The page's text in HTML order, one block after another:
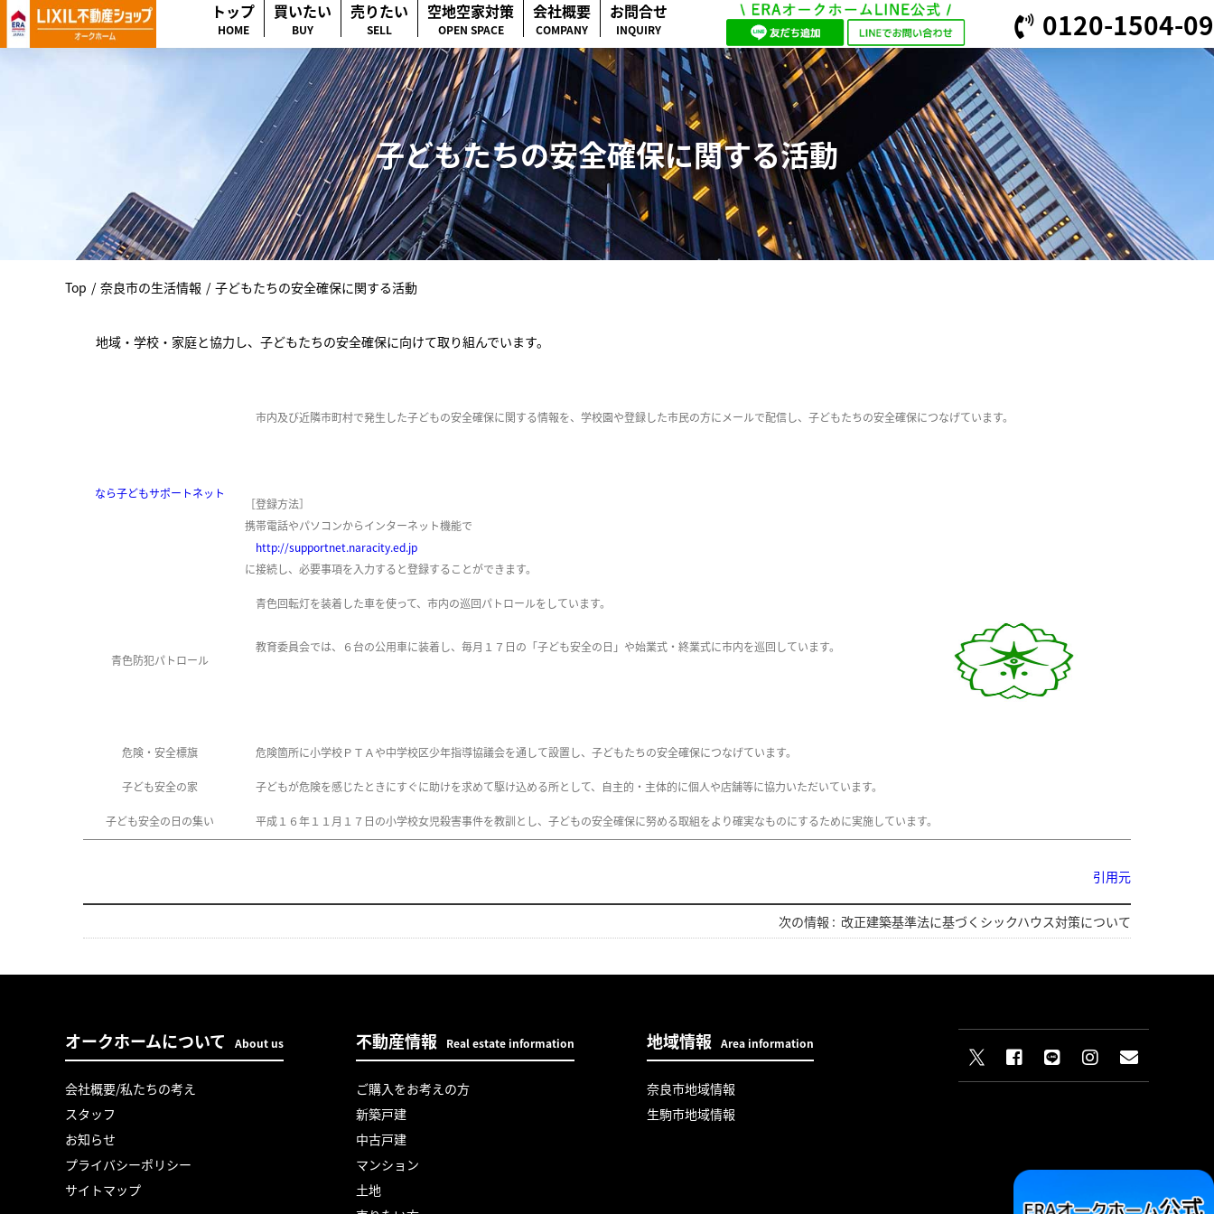
トップ
HOME
買いたい
BUY
売りたい
SELL
空地空家対策
OPEN SPACE
会社概要
COMPANY
お問合せ
INQUIRY 0120-1504-09
子どもたちの安全確保に関する活動
Top / 奈良市の生活情報 / 子どもたちの安全確保に関する活動
地域・学校・家庭と協力し、子どもたちの安全確保に向けて取り組んでいます。
なら子どもサポートネット
市内及び近隣市町村で発生した子どもの安全確保に関する情報を、学校園や登録した市民の方にメールで配信し、子どもたちの安全確保につなげています。
［登録方法］
携帯電話やパソコンからインターネット機能で
http://supportnet.naracity.ed.jp
に接続し、必要事項を入力すると登録することができます。
青色防犯パトロール
青色回転灯を装着した車を使って、市内の巡回パトロールをしています。
教育委員会では、６台の公用車に装着し、毎月１７日の「子ども安全の日」や始業式・終業式に市内を巡回しています。
危険・安全標旗 危険箇所に小学校ＰＴＡや中学校区少年指導協議会を通して設置し、子どもたちの安全確保につなげています。
子ども安全の家 子どもが危険を感じたときにすぐに助けを求めて駆け込める所として、自主的・主体的に個人や店舗等に協力いただいています。
子ども安全の日の集い 平成１６年１１月１７日の小学校女児殺害事件を教訓とし、子どもの安全確保に努める取組をより確実なものにするために実施しています。
引用元
次の情報 : 改正建築基準法に基づくシックハウス対策について
オークホームについて About us
会社概要/私たちの考え
スタッフ
お知らせ
プライバシーポリシー
サイトマップ
不動産情報 Real estate information
ご購入をお考えの方
新築戸建
中古戸建
マンション
土地
地域情報 Area information
奈良市地域情報
生駒市地域情報